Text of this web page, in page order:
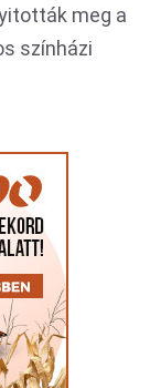
meg a
színházi